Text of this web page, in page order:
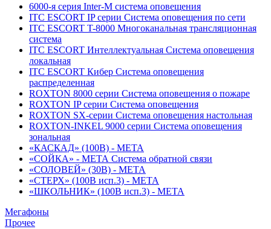
6000-я серия Inter-M система оповещения
ITC ESCORT IP серии Система оповещения по сети
ITC ESCORT T-8000 Многоканальная трансляционная
система
ITC ESCORT Интеллектуальная Система оповещения
локальная
ITC ESCORT Кибер Система оповещения
распределенная
ROXTON 8000 серии Система оповещения о пожаре
ROXTON IP серии Система оповещения
ROXTON SX-серии Система оповещения настольная
ROXTON-INKEL 9000 серии Система оповещения
зональная
«КАСКАД» (100В) - МЕТА
«СОЙКА» - МЕТА Система обратной связи
«СОЛОВЕЙ» (30В) - МЕТА
«СТЕРХ» (100В исп.3) - МЕТА
«ШКОЛЬНИК» (100В исп.3) - МЕТА
Мегафоны
Прочее